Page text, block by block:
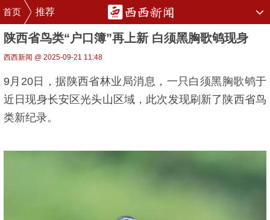
首页 推荐
陕西省鸟类“户口簿”再上新 白须黑胸歌鸲现身
西西新闻 @ 2025-09-21 11:48
9月20日，据陕西省林业局消息，一只白须黑胸歌鸲于
近日现身长安区光头山区域，此次发现刷新了陕西省鸟
类新纪录。